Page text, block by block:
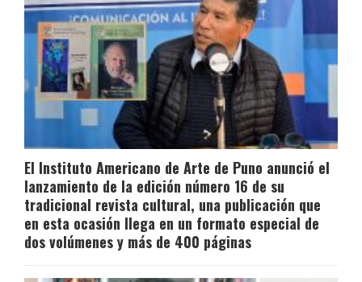
El Instituto Americano de Arte de Puno anunció el
lanzamiento de la edición número 16 de su
tradicional revista cultural, una publicación que
en esta ocasión llega en un formato especial de
dos volúmenes y más de 400 páginas